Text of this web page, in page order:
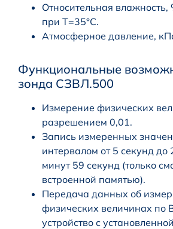
Относительная влажность,
при T=35°С.
Атмосферное давление,
Функциональные
зонда СЗВЛ.500
Измерение физических
разрешением 0,01.
Запись измеренных
интервалом от 5 секунд до
минут 59 секунд (только
встроенной памятью).
Передача данных об
физических величинах по
устройство с